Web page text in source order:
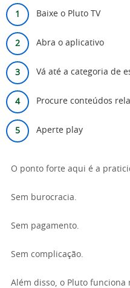
Baixe o Pluto TV
Abra o aplicativo
Vá até a categoria de
Procure conteúdos
Aperte play
O ponto forte aqui é a
Sem burocracia.
Sem pagamento.
Sem complicação.
Além disso, o Pluto